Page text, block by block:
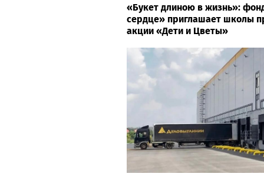
«Букет длиною в жизнь»:
сердце» приглашает школы
акции «Дети и Цветы»